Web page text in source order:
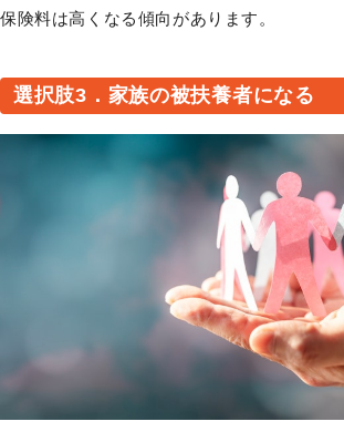
保険料は高くなる傾向があります。
選択肢3．家族の被扶養者になる